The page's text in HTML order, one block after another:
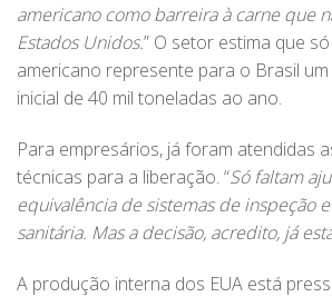
americano como barreira à carne que
Estados Unidos.” O setor estima que
americano represente para o Brasil
inicial de 40 mil toneladas ao ano.
Para empresários, já foram atendidas
técnicas para a liberação. “Só faltam
equivalência de sistemas de inspeção
sanitária. Mas a decisão, acredito, já
A produção interna dos EUA está